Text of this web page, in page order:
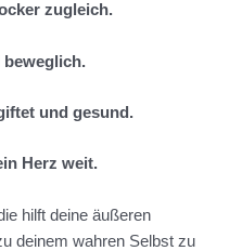
zugleich.
beweglich.
und gesund.
Herz weit.
hilft deine äußeren
deinem wahren Selbst zu